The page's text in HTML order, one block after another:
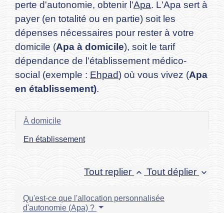
perte d'autonomie, obtenir l'Apa. L'Apa sert à
payer (en totalité ou en partie) soit les
dépenses nécessaires pour rester à votre
domicile (Apa à domicile), soit le tarif
dépendance de l'établissement médico-
social (exemple : Ehpad) où vous vivez (Apa
en établissement).
À domicile
En établissement
Tout replier keyboard_arrow_up Tout déplier keyboard_arrow_down
Qu'est-ce que l'allocation personnalisée
d'autonomie (Apa) ?